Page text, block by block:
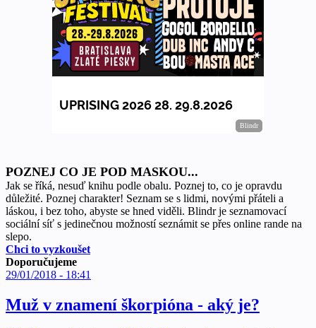
POZNEJ CO JE POD MASKOU...
Jak se říká, nesuď knihu podle obalu. Poznej to, co je opravdu
důležité. Poznej charakter! Seznam se s lidmi, novými přáteli a
láskou, i bez toho, abyste se hned viděli. Blindr je seznamovací
sociální síť s jedinečnou možností seznámit se přes online rande na
slepo.
Chci to vyzkoušet
Doporučujeme
29/01/2018 - 18:41
Muž v znamení škorpióna - aký je?